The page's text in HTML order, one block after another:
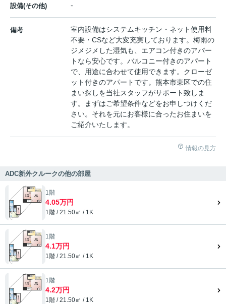
設備(その他) -
備考
室内設備はシステムキッチン・ネット使用料
不要・CSなど大変充実しております。梅雨の
ジメジメした湿気も、エアコン付きのアパー
トなら安心です。バルコニー付きのアパート
で、用途に合わせて使用できます。クローゼ
ット付きのアパートです。熊本市東区での住
まい探しを当社スタッフがサポート致しま
す。まずはご希望条件などをお申しつけくだ
さい。それを元にお客様に合ったお住まいを
ご紹介いたします。
情報の見方
ADC新外クルークの他の部屋
1階
4.05万円
1階 / 21.50㎡ / 1K
1階
4.1万円
1階 / 21.50㎡ / 1K
1階
4.2万円
1階 / 21.50㎡ / 1K